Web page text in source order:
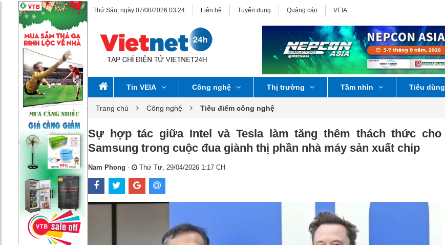
Thứ Sáu, ngày 07/08/2026 03:24 Liên hệ Tuyển dụng Quảng cáo VEIA
Tin VEIA Công nghệ Thị trường Tầm nhìn Tiêu dùng
Trang chủ Công nghệ Tiêu điểm công nghệ
Sự hợp tác giữa Intel và Tesla làm tăng thêm thách thức cho
Samsung trong cuộc đua giành thị phần nhà máy sản xuất chip
Nam Phong - Thứ Tư, 29/04/2026 1:17 CH